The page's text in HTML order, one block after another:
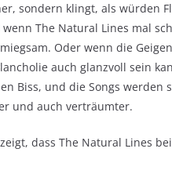
sondern klingt, als würden
The Natural Lines mal
Oder wenn die
auch glanzvoll sein
Biss, und die Songs werden
und auch verträumter.
dass The Natural Lines